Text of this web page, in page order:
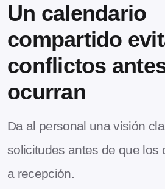
Un calendario
compartido
conflictos
ocurran
Da al personal una visión
solicitudes antes de que los
a recepción.